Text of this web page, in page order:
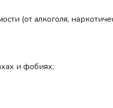
(от алкоголя,
и фобиях;